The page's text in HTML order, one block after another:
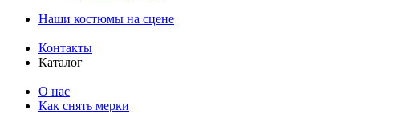
Наши костюмы на сцене
Контакты
Каталог
О нас
Как снять мерки